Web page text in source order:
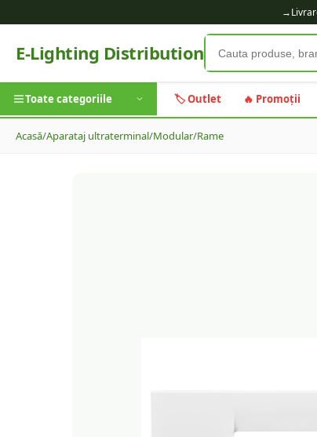
→
E-Lighting Distribution
Toate categoriile 🏷️ Outlet 🔥 Promoții
Acasă/Aparataj ultraterminal/Modular/Rame